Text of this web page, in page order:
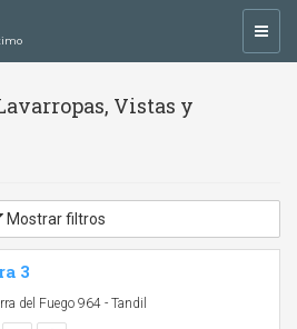
Vistas y
Mostrar filtros
3
del Fuego 964 - Tandil